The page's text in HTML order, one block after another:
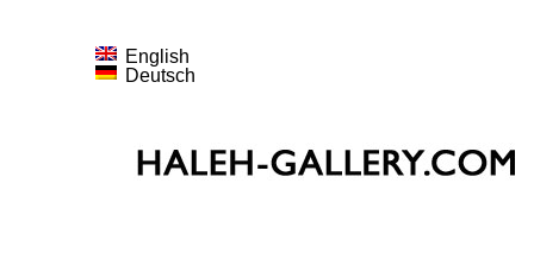
English
Deutsch